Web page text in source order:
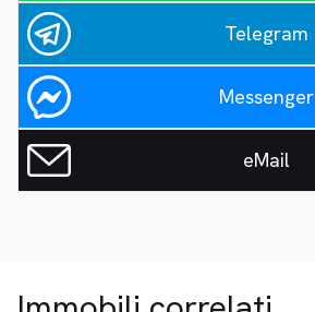
Telegram
Messenger
eMail